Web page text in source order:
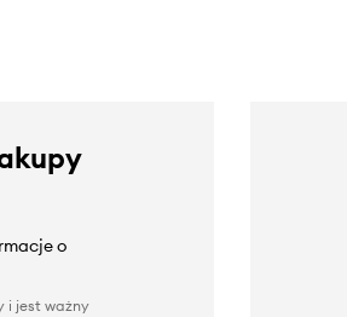
o
i jest ważny